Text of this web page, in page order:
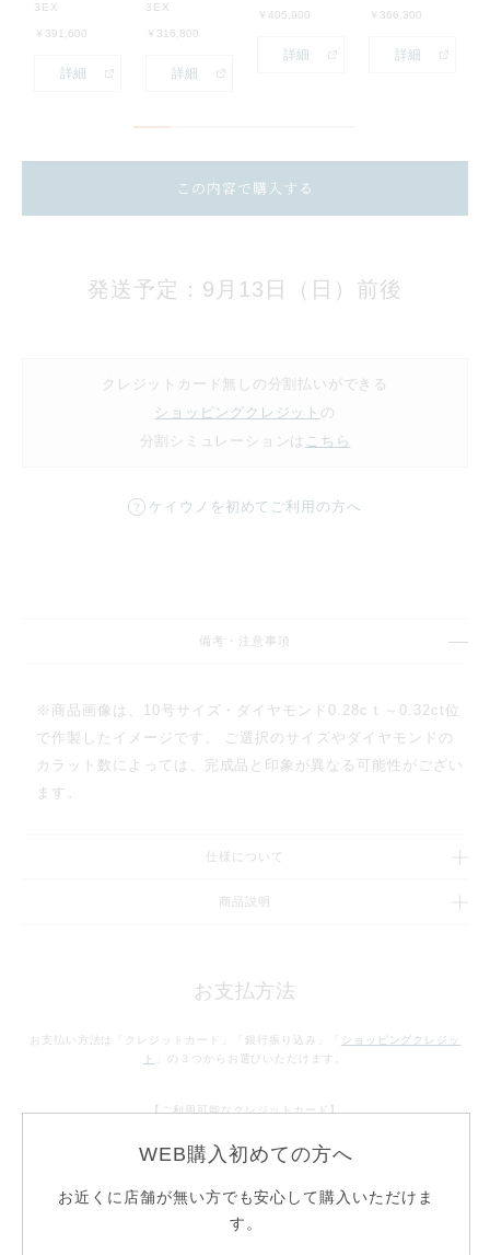
3EX
￥391,600
詳細
3EX
￥316,800
詳細
￥405,900
詳細
￥366,300
詳細
この内容で購入する
発送予定：9月13日（日）前後
クレジットカード無しの分割払いができる
ショッピングクレジット の
分割シミュレーションは こちら
ケイウノを初めてご利用の方へ
商品説明
仕様について
備考・注意事項
※商品画像は、10号サイズ・ダイヤモンド0.28cｔ～0.32ct位
で作製したイメージです。 ご選択のサイズやダイヤモンドの
カラット数によっては、完成品と印象が異なる可能性がござい
ます。
お支払方法
お支払い方法は「クレジットカード」「銀行振り込み」「
ショッピングクレジッ
ト
」の３つからお選びいただけます。
【ご利用可能なクレジットカード】
お支払方法について
WEB購入初めての方へ
お近くに店舗が無い方でも安心して購入いただけま
す。